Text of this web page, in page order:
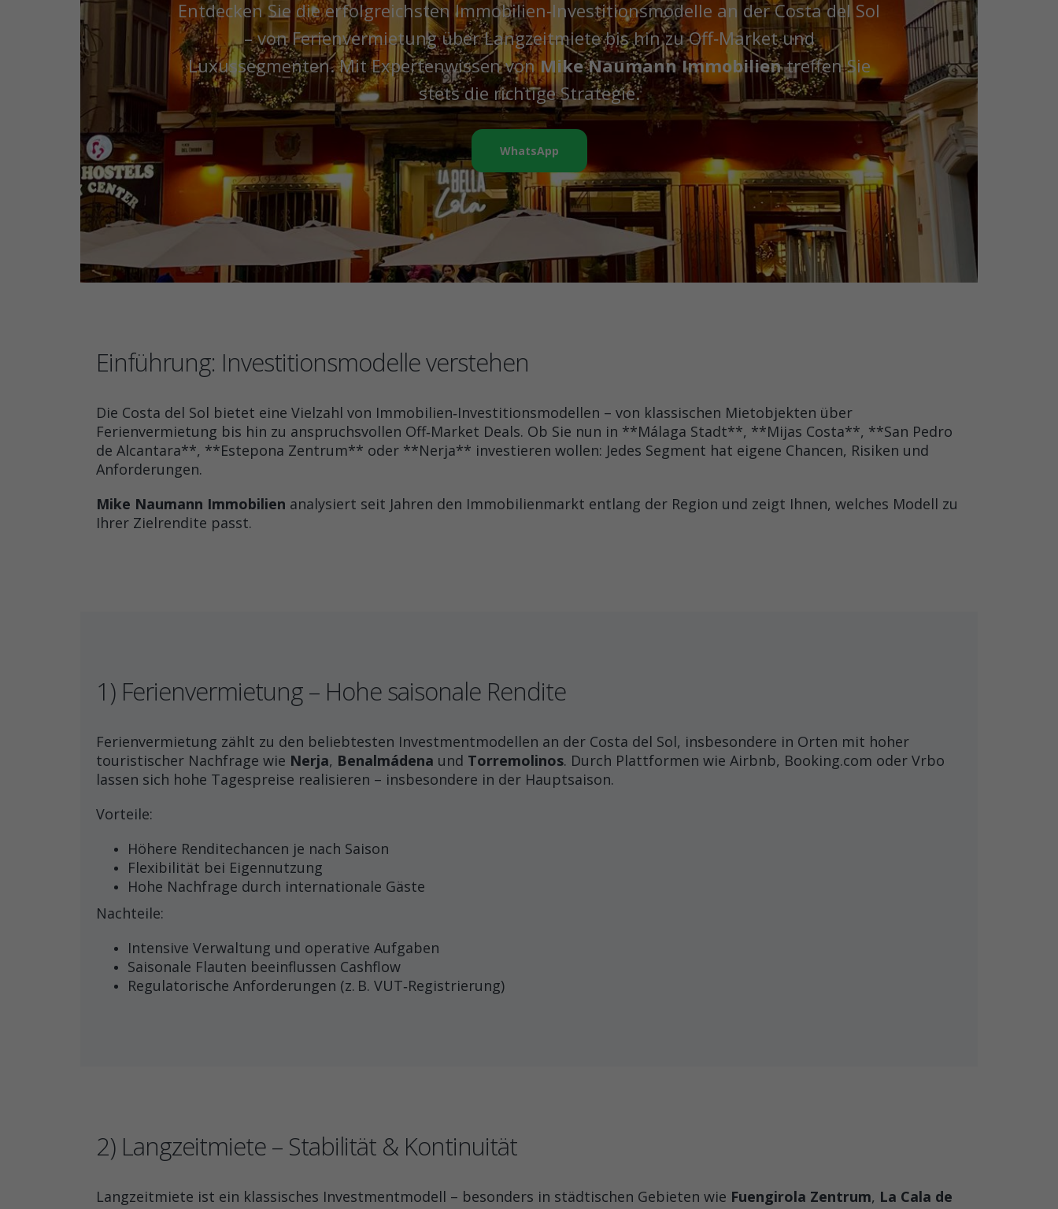
Entdecken Sie die erfolgreichsten Immobilien‑Investitionsmodelle an der Costa del Sol
– von Ferienvermietung über Langzeitmiete bis hin zu Off‑Market und
Luxussegmenten. Mit Expertenwissen vonMike Naumann Immobilientreffen Sie
stets die richtige Strategie.
WhatsApp
Einführung: Investitionsmodelle verstehen
Die Costa del Sol bietet eine Vielzahl von Immobilien‑Investitionsmodellen – von klassischen Mietobjekten über
Ferienvermietung bis hin zu anspruchsvollen Off‑Market Deals. Ob Sie nun in **Málaga Stadt**, **Mijas Costa**, **San Pedro
de Alcantara**, **Estepona Zentrum** oder **Nerja** investieren wollen: Jedes Segment hat eigene Chancen, Risiken und
Anforderungen.
Mike Naumann Immobilien analysiert seit Jahren den Immobilienmarkt entlang der Region und zeigt Ihnen, welches Modell zu
Ihrer Zielrendite passt.
1) Ferienvermietung – Hohe saisonale Rendite
Ferienvermietung zählt zu den beliebtesten Investmentmodellen an der Costa del Sol, insbesondere in Orten mit hoher
touristischer Nachfrage wie Nerja, Benalmádena und Torremolinos. Durch Plattformen wie Airbnb, Booking.com oder Vrbo
lassen sich hohe Tagespreise realisieren – insbesondere in der Hauptsaison.
Vorteile:
Höhere Renditechancen je nach Saison
Flexibilität bei Eigennutzung
Hohe Nachfrage durch internationale Gäste
Nachteile:
Intensive Verwaltung und operative Aufgaben
Saisonale Flauten beeinflussen Cashflow
Regulatorische Anforderungen (z. B. VUT‑Registrierung)
2) Langzeitmiete – Stabilität & Kontinuität
Langzeitmiete ist ein klassisches Investmentmodell – besonders in städtischen Gebieten wie Fuengirola Zentrum, La Cala de